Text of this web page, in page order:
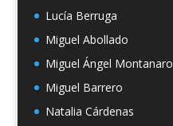
Lucía Berruga
Miguel Abollado
Miguel Ángel Montanaro
Miguel Barrero
Natalia Cárdenas